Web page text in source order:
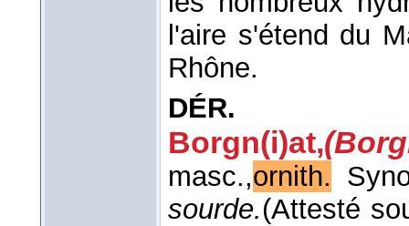
l'aire s'étend du
Rhône.
DÉR.
Borgn(i)at,
masc.,ornith.
sourde.(Attesté